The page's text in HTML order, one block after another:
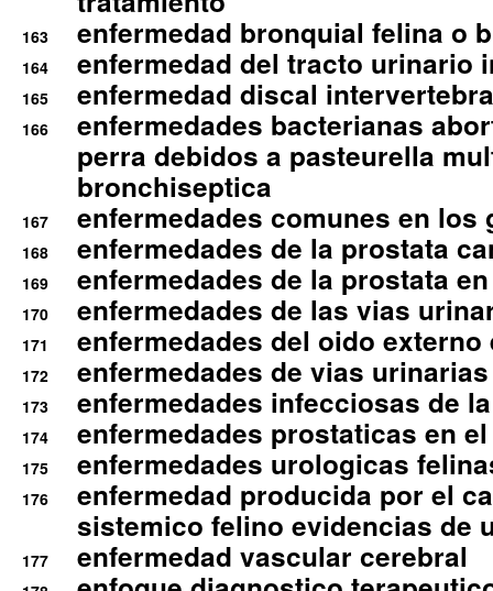
163 enfermedad bronquial felina o
164 enfermedad del tracto urinario
165 enfermedad discal
166
enfermedades bacterianas
perra debidos a pasteurella
bronchiseptica
167 enfermedades comunes en los
168 enfermedades de la prostata
169 enfermedades de la prostata
170 enfermedades de las vias
171 enfermedades del oido
172 enfermedades de vias
173 enfermedades infecciosas de
174 enfermedades prostaticas en
175 enfermedades urologicas
176
enfermedad producida por el
sistemico felino evidencias de
177 enfermedad vascular cerebral